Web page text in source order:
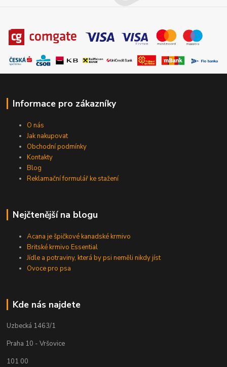
Informace pro zákazníky
O nás
Jak nakupovat
Obchodní podmínky
Kontakty
Blog
Reklamační formulář ke stažení
Nejčtenější na blogu
Acana je špičkové kanadské krmivo
Britské krmivo Essential
Jídle a potraviny, která by psi neměli nikdy jíst
Ovoce pro psa
Kde nás najdete
Uzbecká 1463/1
Praha 10 - Vršovice
101 00